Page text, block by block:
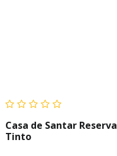
Casa de Santar Reserva
Tinto